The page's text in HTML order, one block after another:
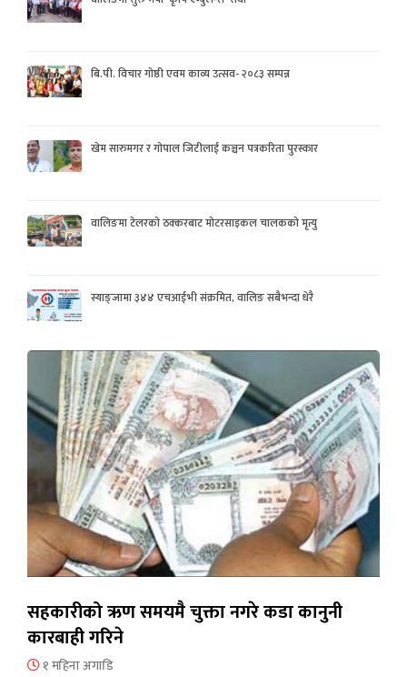
बि.पी. विचार गोष्ठी एवम काव्य उत्सव- २०८३ सम्पन्न
खेम सारुमगर र गोपाल जिटीलाई कञ्चन पत्रकरिता पुरस्कार
वालिङमा टेलरको ठक्करबाट मोटरसाइकल चालकको मृत्यु
स्याङ्जामा ३४४ एचआईभी संक्रमित, वालिङ सबैभन्दा धेरै
सहकारीको ऋण समयमै चुक्ता नगरे कडा कानुनी
कारबाही गरिने
१ महिना अगाडि